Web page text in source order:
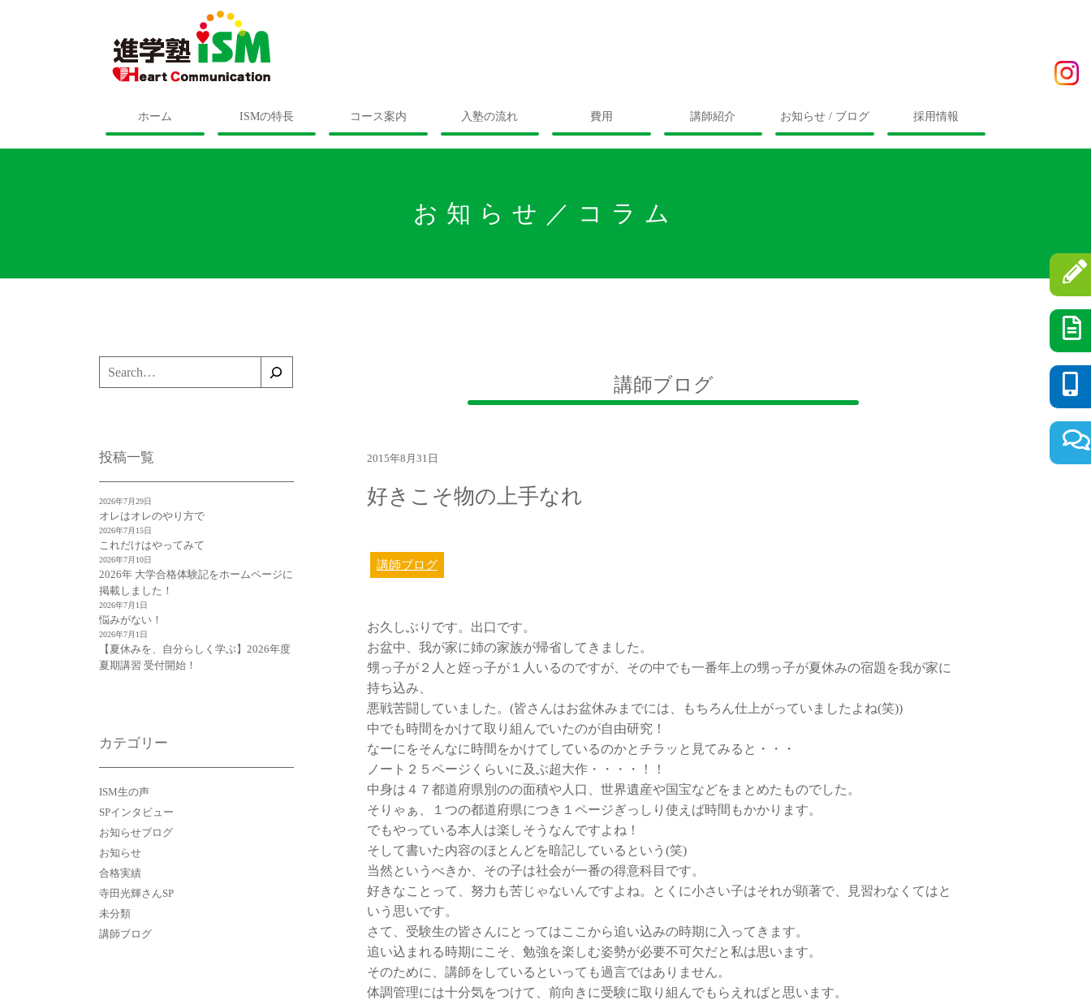
ホーム ISMの特長 コース案内 入塾の流れ 費用 講師紹介 お知らせ / ブログ 採用情報
お知らせ／コラム
講師ブログ
2015年8月31日
好きこそ物の上手なれ
講師ブログ
お久しぶりです。出口です。
お盆中、我が家に姉の家族が帰省してきました。
甥っ子が２人と姪っ子が１人いるのですが、その中でも一番年上の甥っ子が夏休みの宿題を我が家に
持ち込み、
悪戦苦闘していました。(皆さんはお盆休みまでには、もちろん仕上がっていましたよね(笑))
中でも時間をかけて取り組んでいたのが自由研究！
なーにをそんなに時間をかけてしているのかとチラッと見てみると・・・
ノート２５ページくらいに及ぶ超大作・・・・！！
中身は４７都道府県別のの面積や人口、世界遺産や国宝などをまとめたものでした。
そりゃぁ、１つの都道府県につき１ページぎっしり使えば時間もかかります。
でもやっている本人は楽しそうなんですよね！
そして書いた内容のほとんどを暗記しているという(笑)
当然というべきか、その子は社会が一番の得意科目です。
好きなことって、努力も苦じゃないんですよね。とくに小さい子はそれが顕著で、見習わなくてはと
いう思いです。
さて、受験生の皆さんにとってはここから追い込みの時期に入ってきます。
追い込まれる時期にこそ、勉強を楽しむ姿勢が必要不可欠だと私は思います。
そのために、講師をしているといっても過言ではありません。
体調管理には十分気をつけて、前向きに受験に取り組んでもらえればと思います。
検
索
投稿一覧
オレはオレのやり方で
2026年7月29日
これだけはやってみて
2026年7月15日
2026年 大学合格体験記をホームページに
掲載しました！
2026年7月10日
悩みがない！
2026年7月1日
【夏休みを、自分らしく学ぶ】2026年度
夏期講習 受付開始！
2026年7月1日
カテゴリー
ISM生の声
SPインタビュー
お知らせブログ
お知らせ
合格実績
寺田光輝さんSP
未分類
講師ブログ